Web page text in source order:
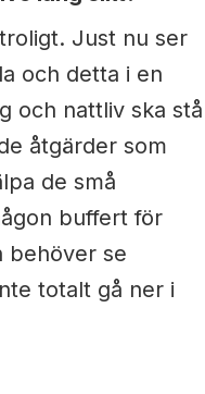
Just nu ser
och detta i en
och nattliv ska stå
åtgärder som
de små
buffert för
behöver se
totalt gå ner i